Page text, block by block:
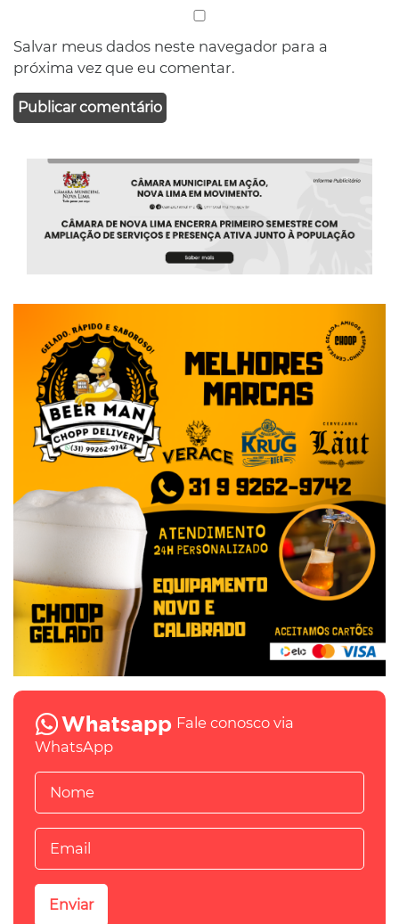
Salvar meus dados neste navegador para a
próxima vez que eu comentar.
Fale conosco via
WhatsApp